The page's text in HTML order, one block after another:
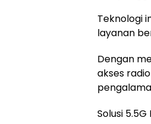
Teknologi
layanan
Dengan
akses
Solusi